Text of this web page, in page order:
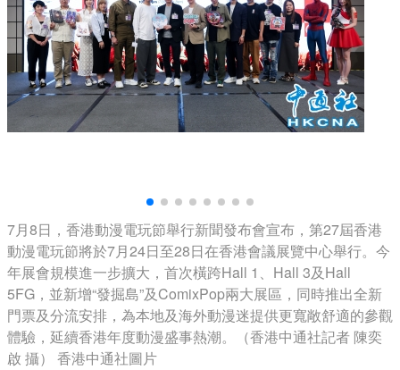
7月8日，香港動漫電玩節舉行新聞發布會宣布，第27屆香港
動漫電玩節將於7月24日至28日在香港會議展覽中心舉行。今
年展會規模進一步擴大，首次橫跨Hall 1、Hall 3及Hall
5FG，並新增“發掘島”及ComixPop兩大展區，同時推出全新
門票及分流安排，為本地及海外動漫迷提供更寬敞舒適的參觀
體驗，延續香港年度動漫盛事熱潮。（香港中通社記者 陳奕
啟 攝） 香港中通社圖片